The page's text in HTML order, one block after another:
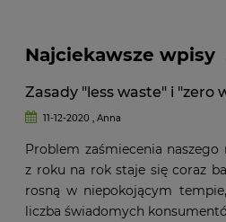
Najciekawsze wpisy
Zasady "less waste" i "zero
11-12-2020 , Anna
Problem zaśmiecenia
z roku na rok staje się coraz
rosną w niepokojącym
liczba świadomych